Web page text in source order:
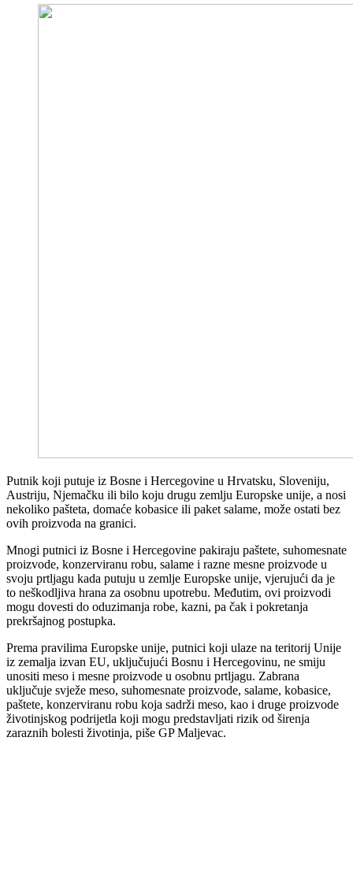
Putnik koji putuje iz Bosne i Hercegovine u Hrvatsku, Sloveniju,
Austriju, Njemačku ili bilo koju drugu zemlju Europske unije, a nosi
nekoliko pašteta, domaće kobasice ili paket salame, može ostati bez
ovih proizvoda na granici.
Mnogi putnici iz Bosne i Hercegovine pakiraju paštete, suhomesnate
proizvode, konzerviranu robu, salame i razne mesne proizvode u
svoju prtljagu kada putuju u zemlje Europske unije, vjerujući da je
to neškodljiva hrana za osobnu upotrebu. Međutim, ovi proizvodi
mogu dovesti do oduzimanja robe, kazni, pa čak i pokretanja
prekršajnog postupka.
Prema pravilima Europske unije, putnici koji ulaze na teritorij Unije
iz zemalja izvan EU, uključujući Bosnu i Hercegovinu, ne smiju
unositi meso i mesne proizvode u osobnu prtljagu. Zabrana
uključuje svježe meso, suhomesnate proizvode, salame, kobasice,
paštete, konzerviranu robu koja sadrži meso, kao i druge proizvode
životinjskog podrijetla koji mogu predstavljati rizik od širenja
zaraznih bolesti životinja, piše GP Maljevac.